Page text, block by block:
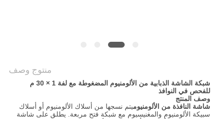
منتوج وصف
شبكة الشاشة الذبابية من الألومنيوم المضغوطة مع لفة 1 × 30 م
للفحص في النوافذ
وصف المنتج
شاشة النافذة من الألومنيوميتم نسجها من أسلاك الألومنيوم أو أسلاك
سبيكة الألومنيوم والمغنيسيوم مع شبكة فتح مربعة. يطلق على شاشة